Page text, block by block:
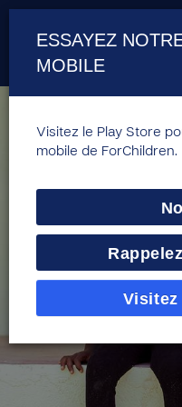
ESSAYEZ
MOBILE
Visitez le Play Store
mobile de ForChildren.
Visitez